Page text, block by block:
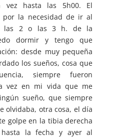
hasta las 5h00. El
por la necesidad de ir al
las 2 o las 3 h. de la
dormir y tengo que
desde muy pequeña
los sueños, cosa que
siempre fueron
vez en mi vida que me
sueño, que siempre
olvidaba, otra cosa, el día
golpe en la tibia derecha
la fecha y ayer al